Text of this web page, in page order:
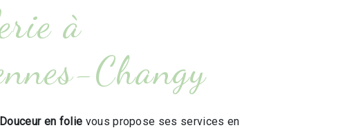
à
Changy
Douceur en folie vous propose ses services en